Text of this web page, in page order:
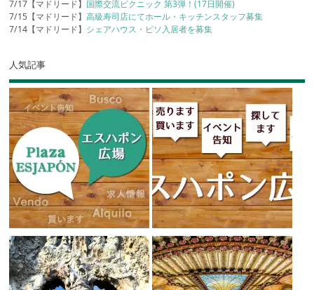
7/17【マドリード】 国際交流ピクニック 第3弾！(17日開催)
7/15【マドリード】高級寿司店にてホール・キッチンスタッフ募集
7/14【マドリード】 シェアハウス・ピソ入居者を募集
人気記事